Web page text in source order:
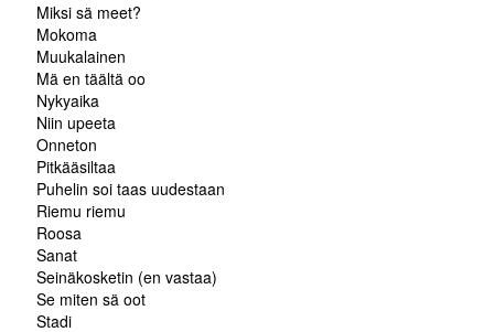
Miksi sä meet?
Mokoma
Muukalainen
Mä en täältä oo
Nykyaika
Niin upeeta
Onneton
Pitkääsiltaa
Puhelin soi taas uudestaan
Riemu riemu
Roosa
Sanat
Seinäkosketin (en vastaa)
Se miten sä oot
Stadi